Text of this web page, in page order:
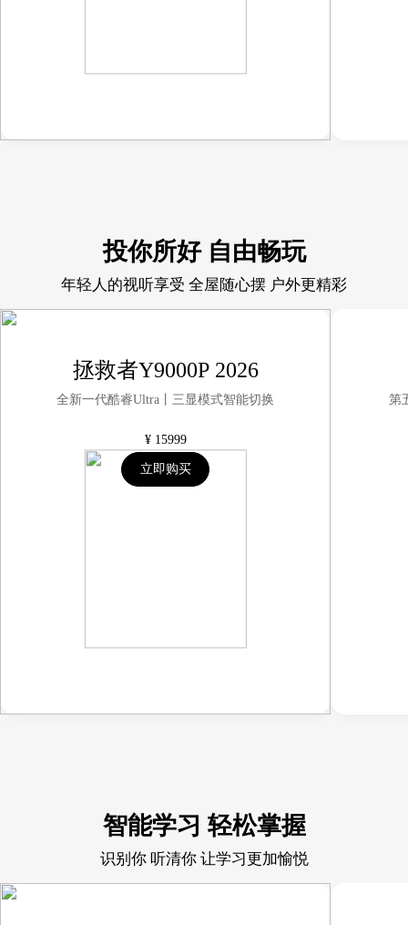
投你所好 自由畅玩
年轻人的视听享受 全屋随心摆 户外更精彩
拯救者Y9000P 2026
全新一代酷睿Ultra丨三显模式智能切换
¥ 15999
立即购买
第
智能学习 轻松掌握
识别你 听清你 让学习更加愉悦